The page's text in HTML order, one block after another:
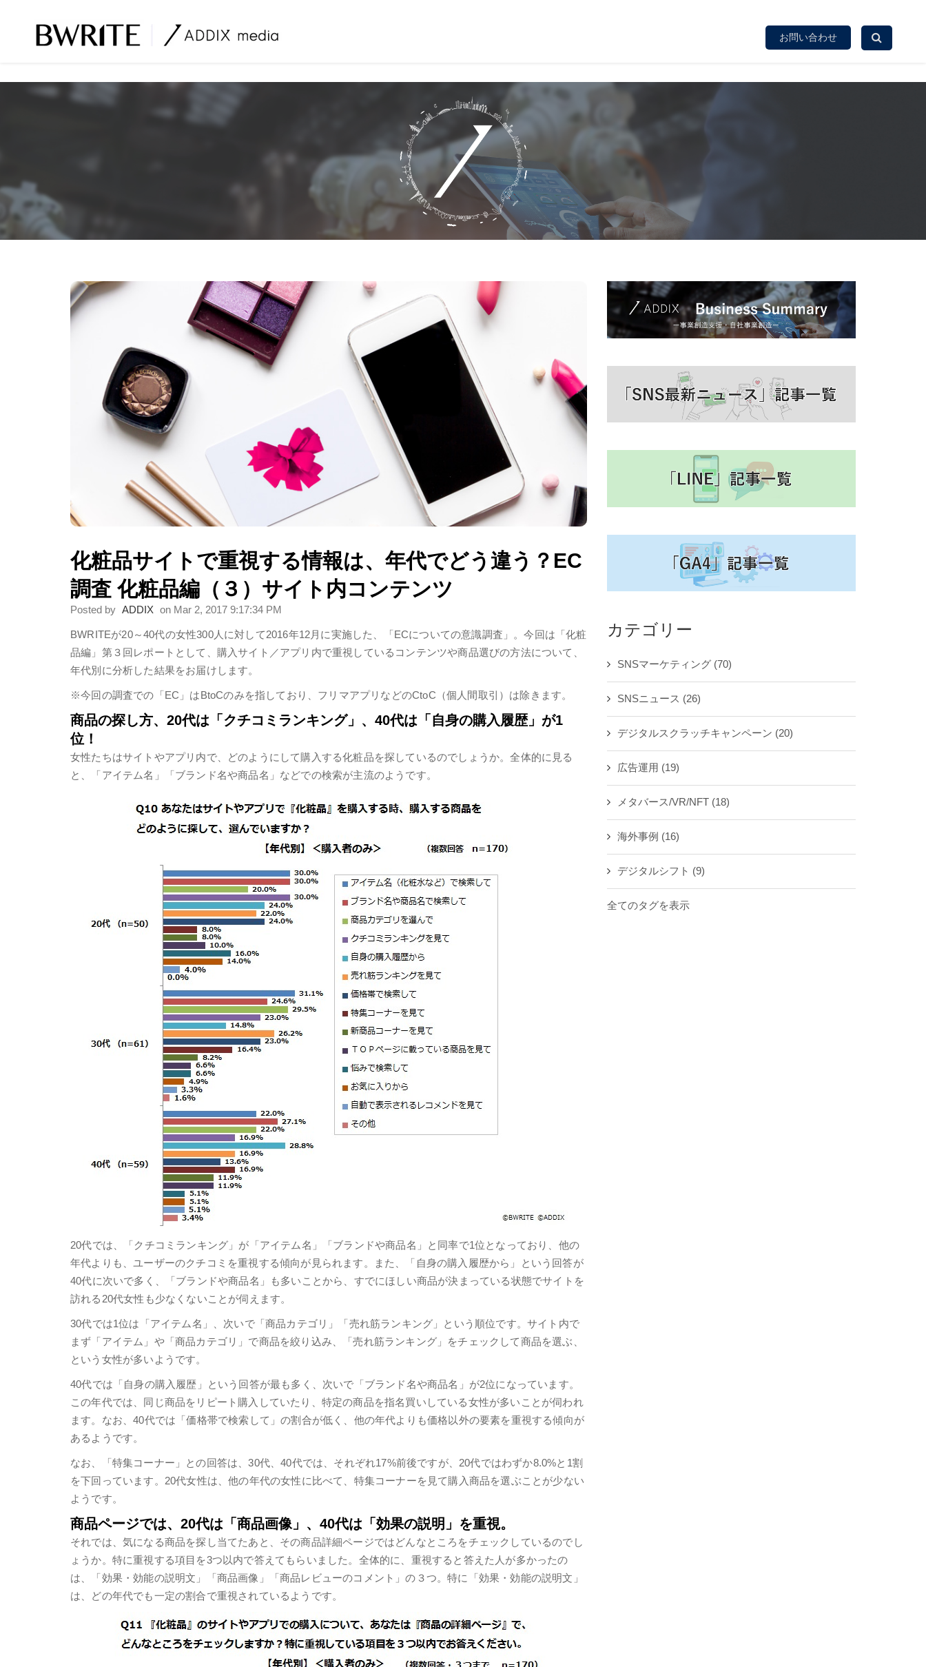
お問い合わせ
化粧品サイトで重視する情報は、年代でどう違う？EC
調査 化粧品編（３）サイト内コンテンツ
Posted by ADDIX on Mar 2, 2017 9:17:34 PM
BWRITEが20～40代の女性300人に対して2016年12月に実施した、「ECについての意識調査」。今回は「化粧
品編」第３回レポートとして、購入サイト／アプリ内で重視しているコンテンツや商品選びの方法について、
年代別に分析した結果をお届けします。
※今回の調査での「EC」はBtoCのみを指しており、フリマアプリなどのCtoC（個人間取引）は除きます。
商品の探し方、20代は「クチコミランキング」、40代は「自身の購入履歴」が1
位！
女性たちはサイトやアプリ内で、どのようにして購入する化粧品を探しているのでしょうか。全体的に見る
と、「アイテム名」「ブランド名や商品名」などでの検索が主流のようです。
20代では、「クチコミランキング」が「アイテム名」「ブランドや商品名」と同率で1位となっており、他の
年代よりも、ユーザーのクチコミを重視する傾向が見られます。また、「自身の購入履歴から」という回答が
40代に次いで多く、「ブランドや商品名」も多いことから、すでにほしい商品が決まっている状態でサイトを
訪れる20代女性も少なくないことが伺えます。
30代では1位は「アイテム名」、次いで「商品カテゴリ」「売れ筋ランキング」という順位です。サイト内で
まず「アイテム」や「商品カテゴリ」で商品を絞り込み、「売れ筋ランキング」をチェックして商品を選ぶ、
という女性が多いようです。
40代では「自身の購入履歴」という回答が最も多く、次いで「ブランド名や商品名」が2位になっています。
この年代では、同じ商品をリピート購入していたり、特定の商品を指名買いしている女性が多いことが伺われ
ます。なお、40代では「価格帯で検索して」の割合が低く、他の年代よりも価格以外の要素を重視する傾向が
あるようです。
なお、「特集コーナー」との回答は、30代、40代では、それぞれ17%前後ですが、20代ではわずか8.0%と1割
を下回っています。20代女性は、他の年代の女性に比べて、特集コーナーを見て購入商品を選ぶことが少ない
ようです。
商品ページでは、20代は「商品画像」、40代は「効果の説明」を重視。
それでは、気になる商品を探し当てたあと、その商品詳細ページではどんなところをチェックしているのでし
ょうか。特に重視する項目を3つ以内で答えてもらいました。全体的に、重視すると答えた人が多かったの
は、「効果・効能の説明文」「商品画像」「商品レビューのコメント」の３つ。特に「効果・効能の説明文」
は、どの年代でも一定の割合で重視されているようです。
カテゴリー
SNSマーケティング (70)
SNSニュース (26)
デジタルスクラッチキャンペーン (20)
広告運用 (19)
メタバース/VR/NFT (18)
海外事例 (16)
デジタルシフト (9)
全てのタグを表示